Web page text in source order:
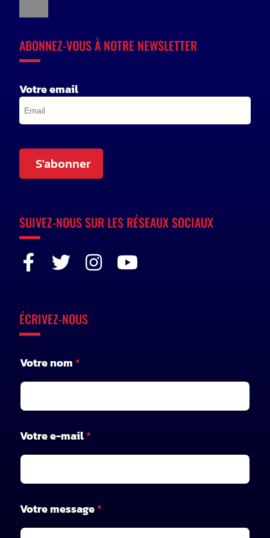
ABONNEZ-VOUS À NOTRE NEWSLETTER
Votre email
S'abonner
SUIVEZ-NOUS SUR LES RÉSEAUX SOCIAUX
ÉCRIVEZ-NOUS
Votre nom *
*
*
Votre e-mail*
Votre message*